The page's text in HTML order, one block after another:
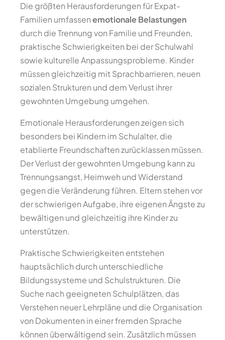
Die größten Herausforderungen für Expat-
Familien umfassenemotionale Belastungen
durch die Trennung von Familie und Freunden,
praktische Schwierigkeiten bei der Schulwahl
sowie kulturelle Anpassungsprobleme. Kinder
müssen gleichzeitig mit Sprachbarrieren, neuen
sozialen Strukturen und dem Verlust ihrer
gewohnten Umgebung umgehen.
Emotionale Herausforderungen zeigen sich
besonders bei Kindern im Schulalter, die
etablierte Freundschaften zurücklassen müssen.
Der Verlust der gewohnten Umgebung kann zu
Trennungsangst, Heimweh und Widerstand
gegen die Veränderung führen. Eltern stehen vor
der schwierigen Aufgabe, ihre eigenen Ängste zu
bewältigen und gleichzeitig ihre Kinder zu
unterstützen.
Praktische Schwierigkeiten entstehen
hauptsächlich durch unterschiedliche
Bildungssysteme und Schulstrukturen. Die
Suche nach geeigneten Schulplätzen, das
Verstehen neuer Lehrpläne und die Organisation
von Dokumenten in einer fremden Sprache
können überwältigend sein. Zusätzlich müssen